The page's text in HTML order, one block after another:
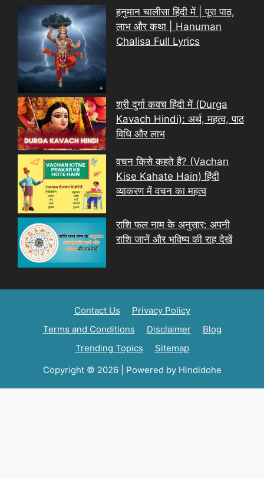
हनुमान चालीसा हिंदी में | पूरा पाठ,
लाभ और कथा | Hanuman
Chalisa Full Lyrics
श्री दुर्गा कवच हिंदी में (Durga
Kavach Hindi): अर्थ, महत्व, पाठ
विधि और लाभ
वचन किसे कहते हैं? (Vachan
Kise Kahate Hain) हिंदी
व्याकरण में वचन का महत्व
राशि फल नाम के अनुसार: अपनी
राशि जानें और भविष्य की राह देखें
Contact Us
Privacy Policy
Terms and Conditions
Disclaimer
Blog
Trending Topics
Sitemap
Copyright © 2026 | Powered by Hindidohe